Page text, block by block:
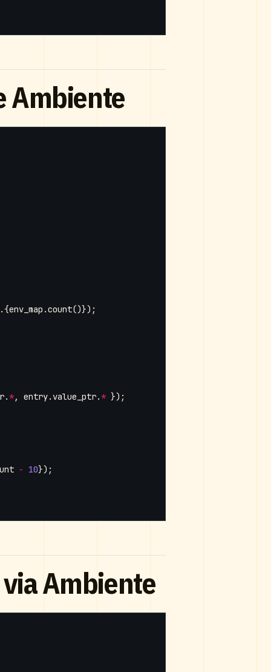
Ambiente
.{env_map .count()});
. *, entry. value_ptr. * });
- 10});
Ambiente